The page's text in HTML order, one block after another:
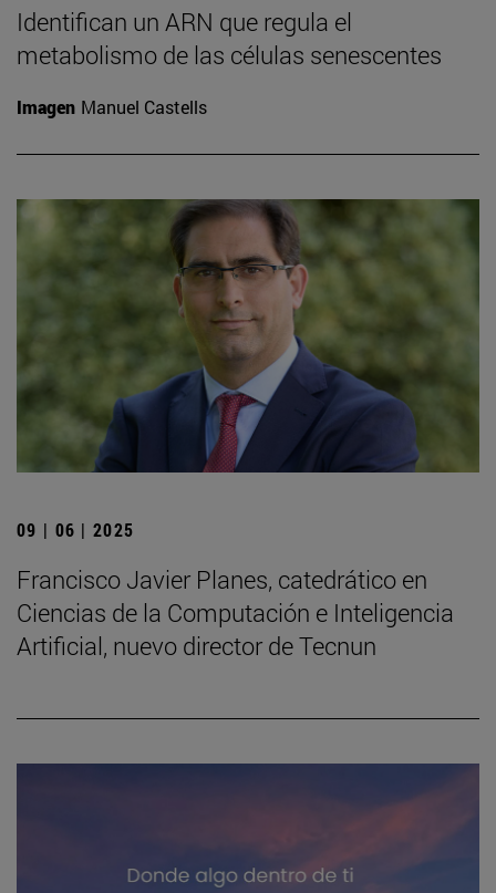
Identifican un ARN que regula el
metabolismo de las células senescentes
Imagen Manuel Castells
09 | 06 | 2025
Francisco Javier Planes, catedrático en
Ciencias de la Computación e Inteligencia
Artificial, nuevo director de Tecnun